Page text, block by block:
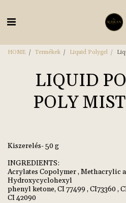
HOME Termékek Liquid Polygel
LIQUID
POLY
Kiszerelés- 50 g
INGREDIENTS:
Acrylates Copolymer , Methacrylic
Hydroxycyclohexyl
phenyl ketone, CI 77499 , CI73360 ,
CI 42090